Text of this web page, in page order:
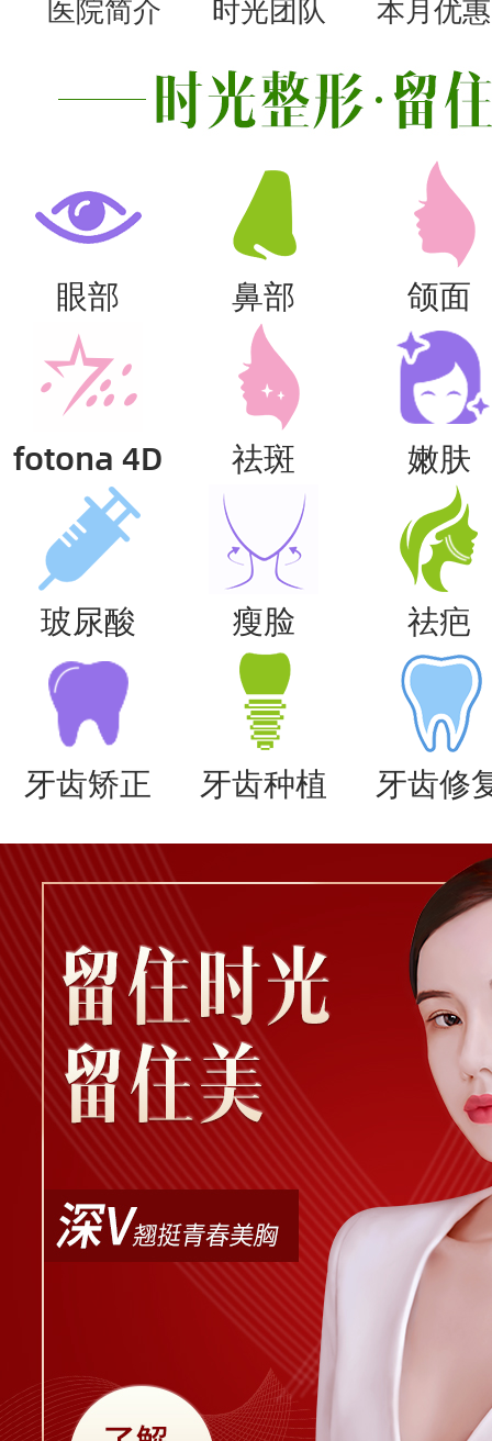
医院简介 时光团队 本月优惠
眼部 鼻部 颌面
fotona 4D 祛斑 嫩肤
玻尿酸 瘦脸 祛疤
牙齿矫正 牙齿种植 牙齿修